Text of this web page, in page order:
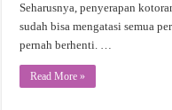
Seharusnya, penyerapan
sudah bisa mengatasi semua
pernah berhenti. …
Read More »